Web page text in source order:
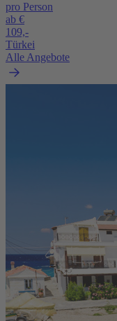
pro Person
ab €
109,-
Türkei
Alle Angebote